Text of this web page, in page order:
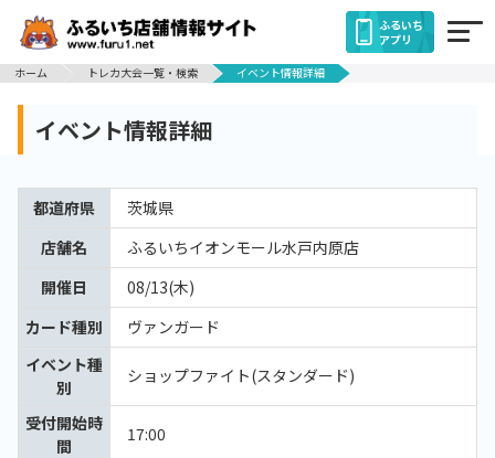
ふるいち
アプリ
ホーム
トレカ大会一覧・検索 イベント情報詳細
イベント情報詳細
都道府県
茨城県
店舗名
ふるいちイオンモール水戸内原店
開催日
08/13(木)
カード種別
ヴァンガード
イベント種
別
ショップファイト(スタンダード)
受付開始時
間
17:00